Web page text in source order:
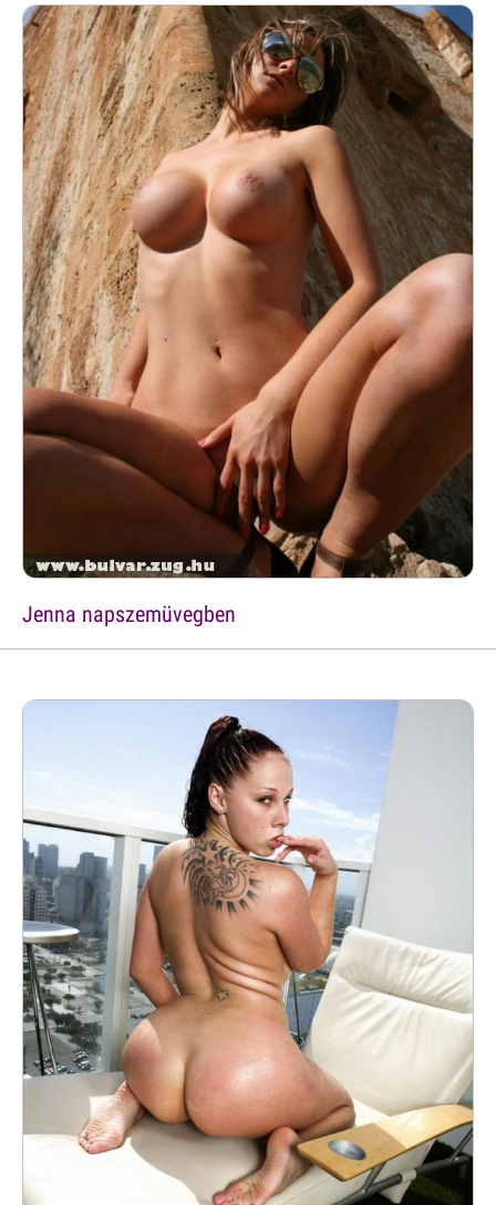
Jenna napszemüvegben